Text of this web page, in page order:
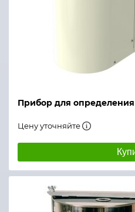
Прибор для
Цену уточняйте